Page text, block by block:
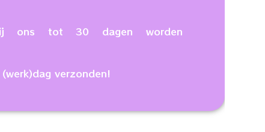
ons tot 30 dagen worden
verzonden!